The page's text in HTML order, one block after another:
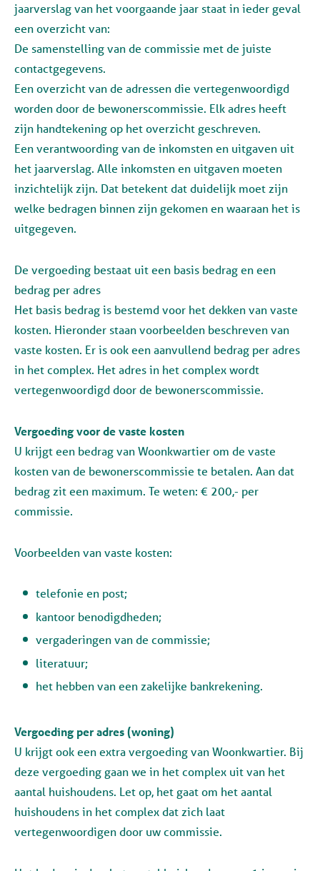
jaarverslag van het voorgaande jaar staat in ieder geval
een overzicht van:
De samenstelling van de commissie met de juiste
contactgegevens.
Een overzicht van de adressen die vertegenwoordigd
worden door de bewonerscommissie. Elk adres heeft
zijn handtekening op het overzicht geschreven.
Een verantwoording van de inkomsten en uitgaven uit
het jaarverslag. Alle inkomsten en uitgaven moeten
inzichtelijk zijn. Dat betekent dat duidelijk moet zijn
welke bedragen binnen zijn gekomen en waaraan het is
uitgegeven.
De vergoeding bestaat uit een basis bedrag en een
bedrag per adres
Het basis bedrag is bestemd voor het dekken van vaste
kosten. Hieronder staan voorbeelden beschreven van
vaste kosten. Er is ook een aanvullend bedrag per adres
in het complex. Het adres in het complex wordt
vertegenwoordigd door de bewonerscommissie.
Vergoeding voor de vaste kosten
U krijgt een bedrag van Woonkwartier om de vaste
kosten van de bewonerscommissie te betalen. Aan dat
bedrag zit een maximum. Te weten: € 200,- per
commissie.
Voorbeelden van vaste kosten:
telefonie en post;
kantoor benodigdheden;
vergaderingen van de commissie;
literatuur;
het hebben van een zakelijke bankrekening.
Vergoeding per adres (woning)
U krijgt ook een extra vergoeding van Woonkwartier. Bij
deze vergoeding gaan we in het complex uit van het
aantal huishoudens. Let op, het gaat om het aantal
huishoudens in het complex dat zich laat
vertegenwoordigen door uw commissie.